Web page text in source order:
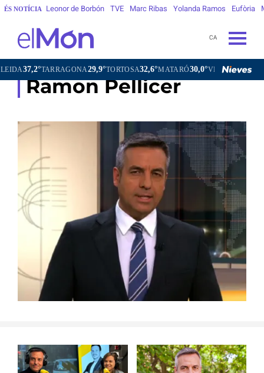
ÉS NOTÍCIA Leonor de Borbón TVE Marc Ribas Yolanda Ramos Eufòria
CA
37,2°TARRAGONA29,9°TORTOSA32,6°MATARÓ30,0°VIC31,9°
Ramon Pellicer